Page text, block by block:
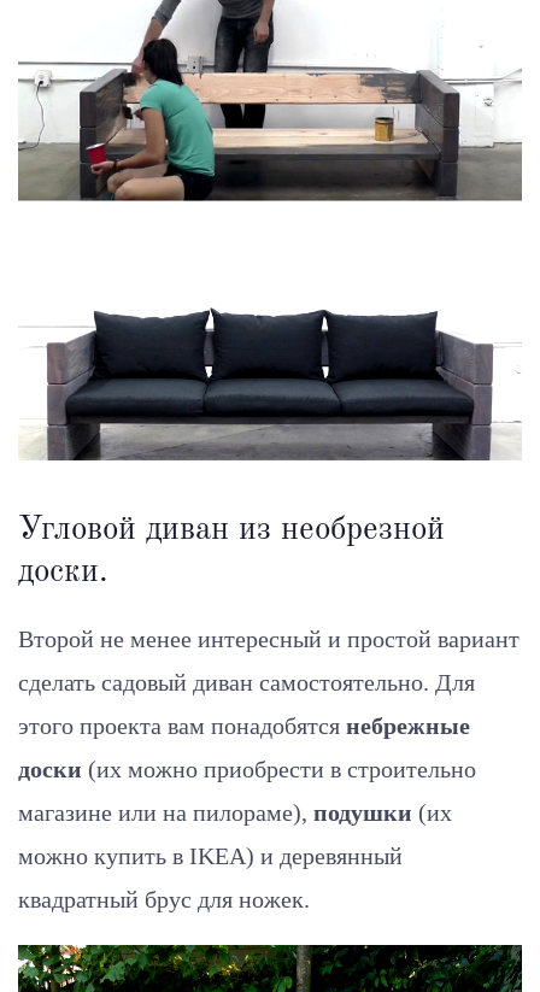
Угловой диван из необрезной
доски.
Второй не менее интересный и простой вариант
сделать садовый диван самостоятельно. Для
этого проекта вам понадобятся небрежные
доски (их можно приобрести в строительно
магазине или на пилораме), подушки (их
можно купить в IKEA) и деревянный
квадратный брус для ножек.